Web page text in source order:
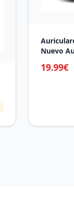
Nuevo
Mic, 40
19.99€